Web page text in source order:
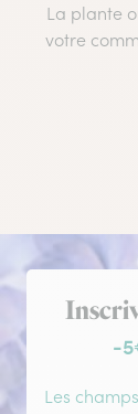
La plante
votre
-
Les